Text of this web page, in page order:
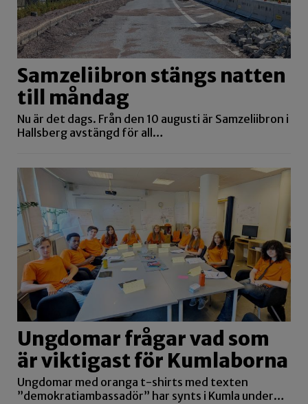
Samzeliibron stängs natten
till måndag
Nu är det dags. Från den 10 augusti är Samzeliibron i
Hallsberg avstängd för all…
Ungdomar frågar vad som
är viktigast för Kumlaborna
Ungdomar med oranga t-shirts med texten
”demokratiambassadör” har synts i Kumla under…